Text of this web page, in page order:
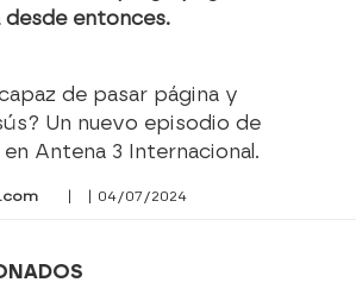
desde entonces.
de pasar página y
Un nuevo episodio de
en Antena 3 Internacional.
| | 04/07/2024